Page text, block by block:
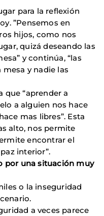
para la reflexión
”Pensemos en
hijos, como nos
quizá deseando las
y continúa, “las
y nadie las
que “aprender a
a alguien nos hace
mas libres”. Esta
alto, nos permite
encontrar el
interior”.
por una situación muy
o la inseguridad
a veces parece